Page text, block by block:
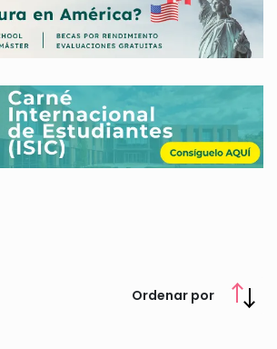
pertenencia local.
Husillos considera que invertir en cultura
sociedad más abierta, cohesionada y
Por ello, continúa diseñando
valoran la tradición, sino que también
contemporáneas que responden a los
la ciudadanía.
los certámenes, concursos y premios del
Ordenar por